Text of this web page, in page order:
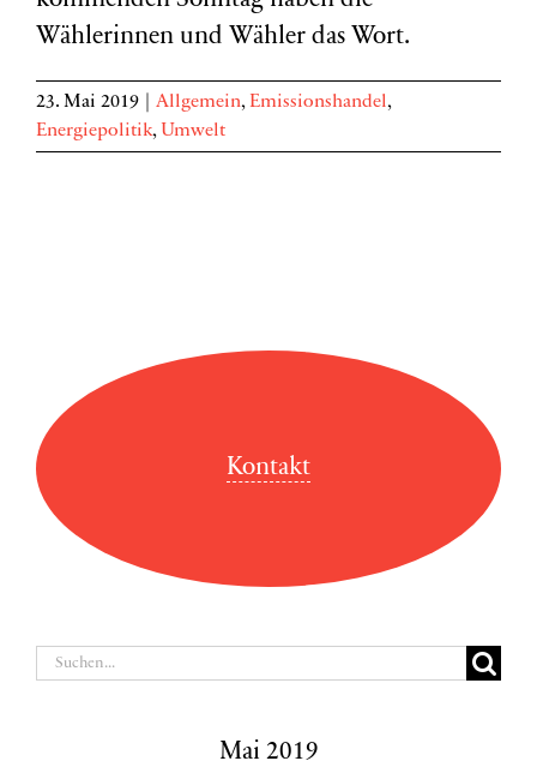
Wählerinnen und Wähler das Wort.
23. Mai 2019 Allgemein, Emissionshandel,
Energiepolitik, Umwelt
Kontakt
Suche
Mai 2019